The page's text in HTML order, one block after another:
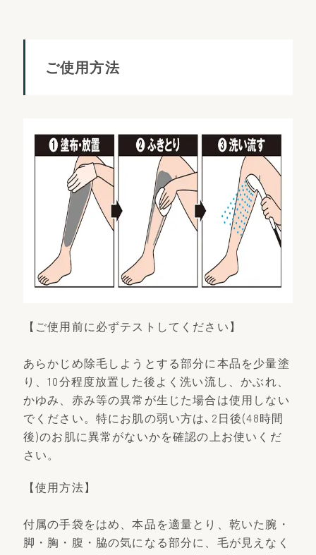
ご使用方法
【ご使用前に必ずテストしてください】
あらかじめ除毛しようとする部分に本品を少量塗
り、10分程度放置した後よく洗い流し、かぶれ、
かゆみ、赤み等の異常が生じた場合は使用しない
でください。特にお肌の弱い方は､2日後(48時間
後)のお肌に異常がないかを確認の上お使いくだ
さい。
【使用方法】
付属の手袋をはめ、本品を適量とり、乾いた腕・
脚・胸・腹・脇の気になる部分に、毛が見えなく